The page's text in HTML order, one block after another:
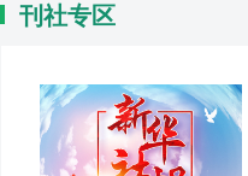
刊社专区